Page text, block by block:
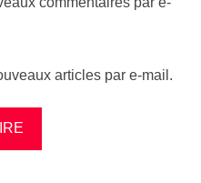
articles par e-mail.